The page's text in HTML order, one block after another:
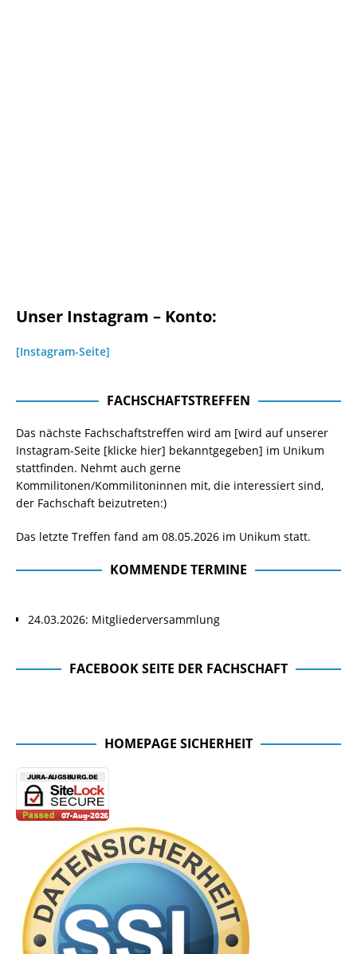
Unser Instagram – Konto:
[Instagram-Seite]
FACHSCHAFTSTREFFEN
Das nächste Fachschaftstreffen wird am [wird auf unserer
Instagram-Seite [klicke hier] bekanntgegeben] im Unikum
stattfinden. Nehmt auch gerne
Kommilitonen/Kommilitoninnen mit, die interessiert sind,
der Fachschaft beizutreten:)
Das letzte Treffen fand am 08.05.2026 im Unikum statt.
KOMMENDE TERMINE
24.03.2026: Mitgliederversammlung
FACEBOOK SEITE DER FACHSCHAFT
HOMEPAGE SICHERHEIT